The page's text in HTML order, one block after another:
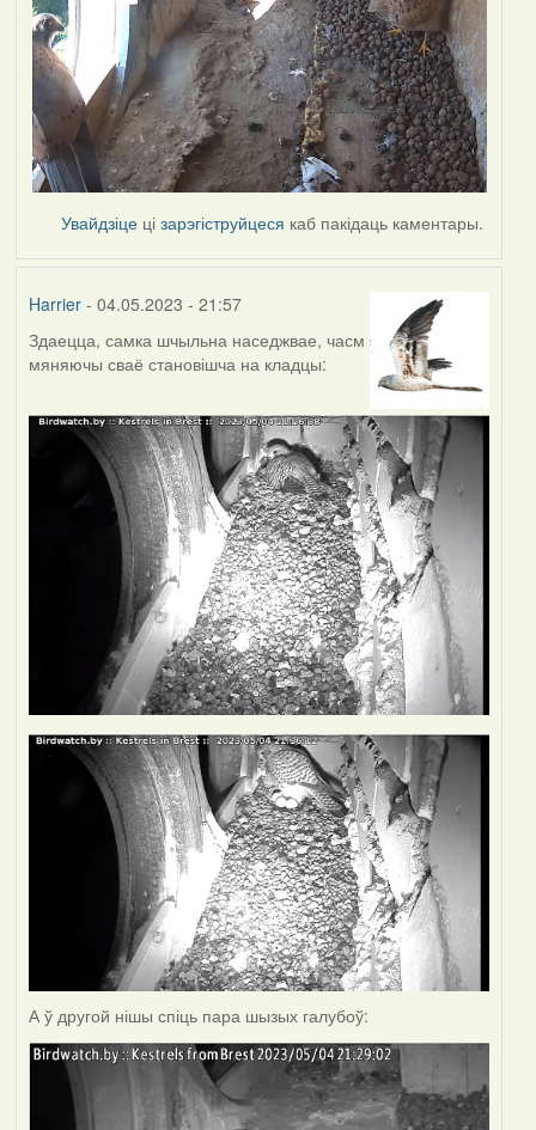
Увайдзіце цізарэгіструйцеся каб пакідаць каментары.
Harrier- 04.05.2023 - 21:57
Здаецца, самка шчыльна наседжвае, часм
мяняючы сваё становішча на кладцы:
А ў другой нішы спіць пара шызых галубоў: